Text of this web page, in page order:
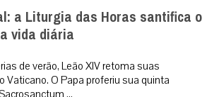
a Liturgia das Horas santifica o
vida diária
de verão, Leão XIV retoma suas
Vaticano. O Papa proferiu sua quinta
...